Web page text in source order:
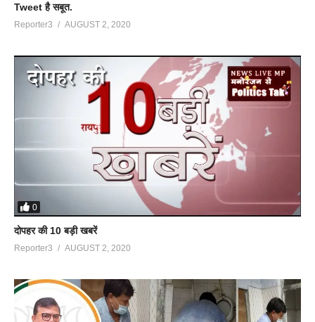
Tweet है सबूत.
Reporter3 AUGUST 2, 2020
0
दोपहर की 10 बड़ी खबरें
Reporter3 AUGUST 2, 2020